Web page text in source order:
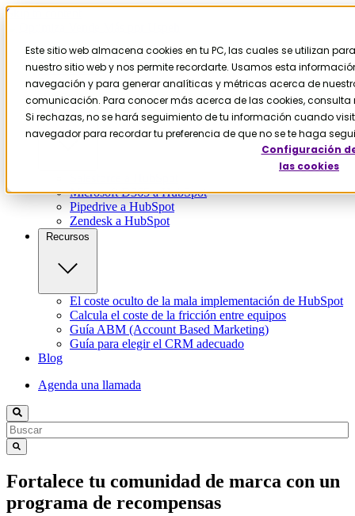
Este sitio web almacena cookies en tu PC, las cuales se utilizan
nuestro sitio web y nos permite recordarte. Usamos esta
navegación y para generar analíticas y métricas acerca de
comunicación. Para conocer más acerca de las cookies,
Si rechazas, no se hará seguimiento de tu información cuando
navegador para recordar tu preferencia de que no se te haga
Configuración
las cookies
Skip to content
Contáctanos
Servicios
HubSpot
Migración
Microsoft D365 a HubSpot
Pipedrive a HubSpot
Zendesk a HubSpot
Recursos
El coste oculto de la mala implementación de HubSpot
Calcula el coste de la fricción entre equipos
Guía ABM (Account Based Marketing)
Guía para elegir el CRM adecuado
Blog
Agenda una llamada
Fortalece tu comunidad de marca con un
programa de recompensas